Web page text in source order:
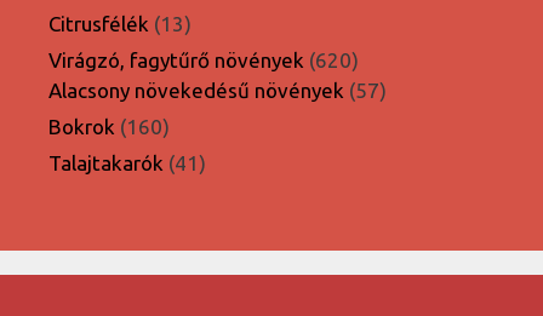
Citrusfélék 1313
termék
Virágzó, fagytűrő növények 620620
termék
Alacsony növekedésű növények 5757
Bokrok 160160
termék
Talajtakarók 4141